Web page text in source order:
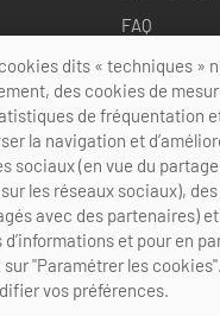
FAQ
Cookies customization
dits « techniques »
des cookies de
de fréquentation
la navigation et
sociaux (en vue du partage
sur les réseaux sociaux),
avec des partenaires)
d’informations et pour en
"Paramétrer les
vos préférences.